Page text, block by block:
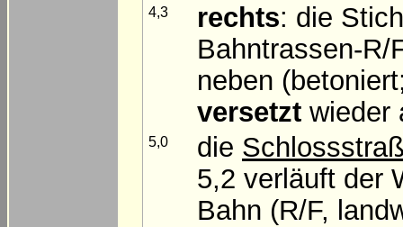
4,3 rechts: die
Bahntrassen-
neben
versetzt wieder
5,0 die
5,2 verläuft der
Bahn (R/F,